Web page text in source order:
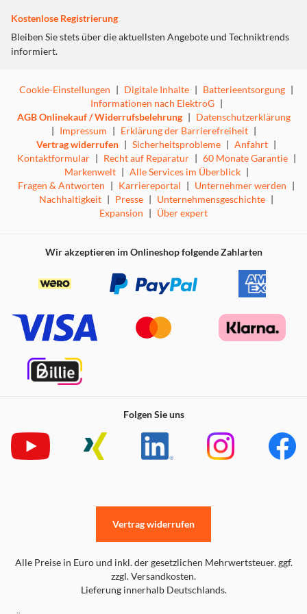
Kostenlose Registrierung
Bleiben Sie stets über die aktuellsten Angebote und Techniktrends
informiert.
Cookie-Einstellungen | Digitale Inhalte | Batterieentsorgung |
Informationen nach ElektroG |
AGB Onlinekauf / Widerrufsbelehrung | Datenschutzerklärung
| Impressum | Erklärung der Barrierefreiheit |
Vertrag widerrufen | Sicherheitsprobleme | Anfahrt |
Kontaktformular | Recht auf Reparatur | 60 Monate Garantie |
Markenwelt | Alle Services im Überblick |
Fragen & Antworten | Karriereportal | Unternehmer werden |
Nachhaltigkeit | Presse | Unternehmensgeschichte |
Expansion | Über expert
Wir akzeptieren im Onlineshop folgende Zahlarten
Folgen Sie uns
Alle Preise in Euro und inkl. der gesetzlichen Mehrwertsteuer. ggf.
zzgl. Versandkosten.
Lieferung innerhalb Deutschlands.
Vertrag widerrufen